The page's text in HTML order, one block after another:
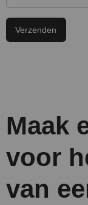
Maak
voor
van